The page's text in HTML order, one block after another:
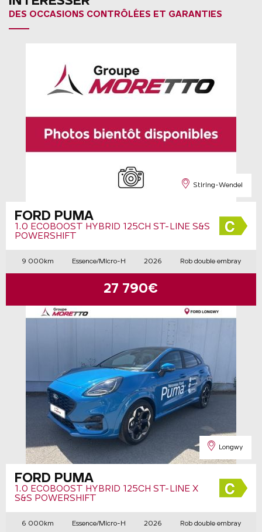
DES OCCASIONS CONTRÔLÉES ET GARANTIES
Stiring-Wendel
FORD PUMA
1.0 ECOBOOST HYBRID 125CH ST-LINE S&S
POWERSHIFT
9 000km Essence/Micro-H 2026 Rob double embray
27 790€
Longwy
FORD PUMA
1.0 ECOBOOST HYBRID 125CH ST-LINE X
S&S POWERSHIFT
6 000km Essence/Micro-H 2026 Rob double embray